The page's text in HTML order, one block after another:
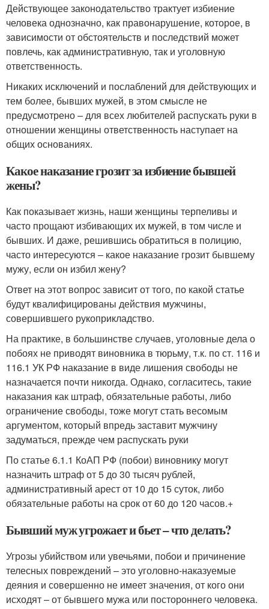
Действующее законодательство трактует избиение
человека однозначно, как правонарушение, которое, в
зависимости от обстоятельств и последствий может
повлечь, как административную, так и уголовную
ответственность.
Никаких исключений и послаблений для действующих и
тем более, бывших мужей, в этом смысле не
предусмотрено – для всех любителей распускать руки в
отношении женщины ответственность наступает на
общих основаниях.
Какое наказание грозит за избиение бывшей
жены?
Как показывает жизнь, наши женщины терпеливы и
часто прощают избивающих их мужей, в том числе и
бывших. И даже, решившись обратиться в полицию,
часто интересуются – какое наказание грозит бывшему
мужу, если он избил жену?
Ответ на этот вопрос зависит от того, по какой статье
будут квалифицированы действия мужчины,
совершившего рукоприкладство.
На практике, в большинстве случаев, уголовные дела о
побоях не приводят виновника в тюрьму, т.к. по ст. 116 и
116.1 УК РФ наказание в виде лишения свободы не
назначается почти никогда. Однако, согласитесь, такие
наказания как штраф, обязательные работы, либо
ограничение свободы, тоже могут стать весомым
аргументом, который впредь заставит мужчину
задуматься, прежде чем распускать руки
По статье 6.1.1 КоАП РФ (побои) виновнику могут
назначить штраф от 5 до 30 тысяч рублей,
административный арест от 10 до 15 суток, либо
обязательные работы на срок от 60 до 120 часов.+
Бывший муж угрожает и бьет – что делать?
Угрозы убийством или увечьями, побои и причинение
телесных повреждений – это уголовно-наказуемые
деяния и совершенно не имеет значения, от кого они
исходят – от бывшего мужа или постороннего человека.